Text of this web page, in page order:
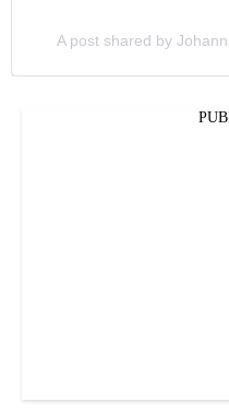
A post shared by